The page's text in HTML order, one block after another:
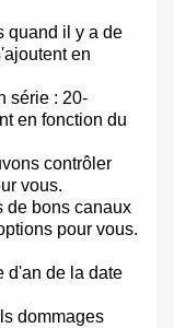
quand il y a de
en
série : 20-
en fonction du
contrôler
vous.
de bons canaux
pour vous.
d'an de la date
dommages